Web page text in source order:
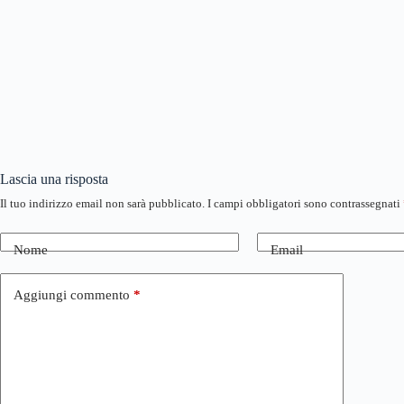
Lascia una risposta
Il tuo indirizzo email non sarà pubblicato. I campi obbligatori sono contrassegnati
Nome Email
Aggiungi commento *